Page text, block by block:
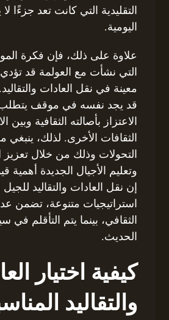
التقليدية التي كانت تعد جزءًا
اليومية.
علاوة على ذلك، فإن فكرة
التي نشأت مع العولمة قد تؤدي
معينة في نقل العادات
قد يجد نفسه في موقف يتطلب
الاعتزاز بأصالته الثقافية وبين
الثقافات الأخرى. لذلك، ينبغي
التحولات وذلك من خلال تعزيز
وتعليم الأجيال الجديدة أهمية
إن نقل العادات والتقاليد
استراتيجيات متنوعة، تضمن
الثقافي، بينما يتم التأقلم في
الحديث.
كيفية اختيار
والتقاليد